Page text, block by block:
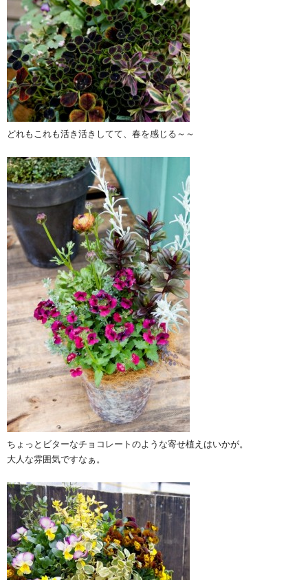
どれもこれも活き活きしてて、春を感じる～～
ちょっとビターなチョコレートのような寄せ植えはいかが。
大人な雰囲気ですなぁ。